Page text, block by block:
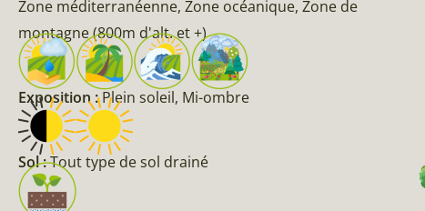
Zone méditerranéenne, Zone océanique, Zone de
montagne (800m d'alt. et +)
Exposition :Plein soleil, Mi-ombre
Sol :Tout type de sol drainé